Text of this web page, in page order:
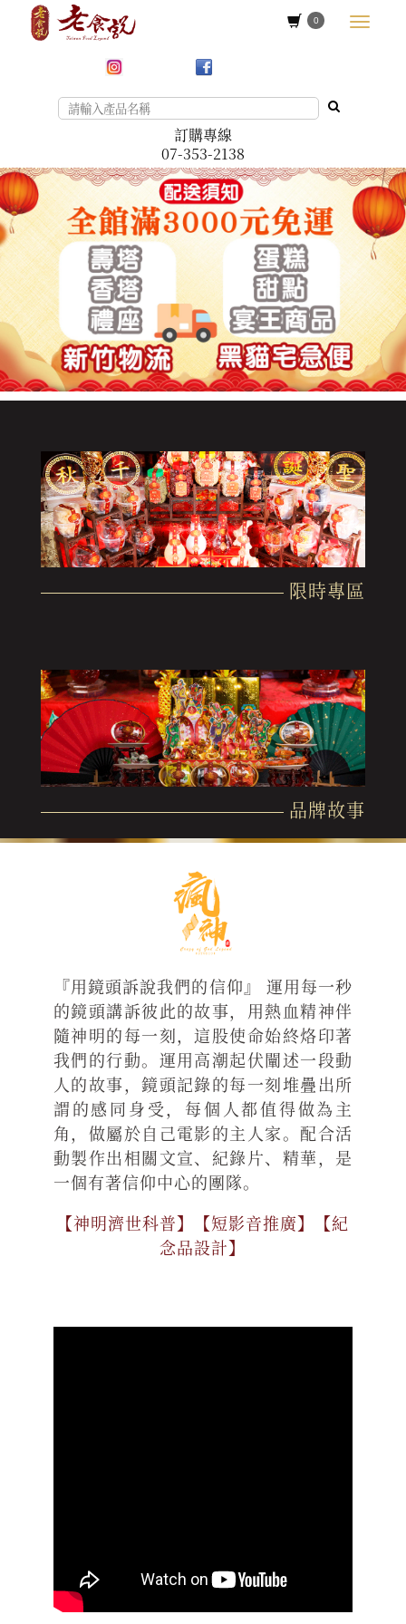
0
訂購專線
07-353-2138
限時專區
品牌故事
『用鏡頭訴說我們的信仰』 運用每一秒
的鏡頭講訴彼此的故事，用熱血精神伴
隨神明的每一刻，這股使命始終烙印著
我們的行動。運用高潮起伏闡述一段動
人的故事，鏡頭記錄的每一刻堆疊出所
謂的感同身受，每個人都值得做為主
角，做屬於自己電影的主人家。配合活
動製作出相關文宣、紀錄片、精華，是
一個有著信仰中心的團隊。
【神明濟世科普】【短影音推廣】【紀
念品設計】